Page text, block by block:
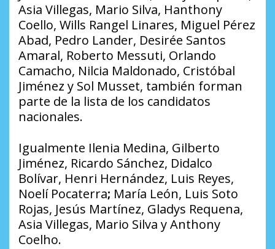
Asia Villegas, Mario Silva, Hanthony
Coello, Wills Rangel Linares, Miguel Pérez
Abad, Pedro Lander, Desirée Santos
Amaral, Roberto Messuti, Orlando
Camacho, Nilcia Maldonado, Cristóbal
Jiménez y Sol Musset, también forman
parte de la lista de los candidatos
nacionales.
Igualmente Ilenia Medina, Gilberto
Jiménez, Ricardo Sánchez, Didalco
Bolívar, Henri Hernández, Luis Reyes,
Noelí Pocaterra; María León, Luis Soto
Rojas, Jesús Martínez, Gladys Requena,
Asia Villegas, Mario Silva y Anthony
Coelho.